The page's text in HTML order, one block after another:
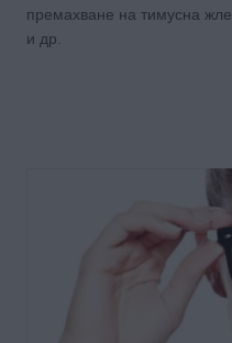
премахване на тимусна
и др.